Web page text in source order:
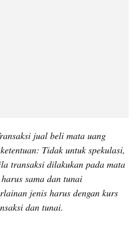
jual beli mata uang
Tidak untuk spekulasi,
transaksi dilakukan pada mata
sama dan tunai
jenis harus dengan kurs
dan tunai.